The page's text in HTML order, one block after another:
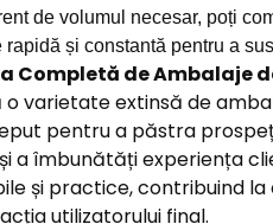
de volumul necesar, poți
rapidă și constantă pentru a
Completă de Ambalaje
varietate extinsă de
pentru a păstra
a îmbunătăți experiența
și practice, contribuind
utilizatorului final.